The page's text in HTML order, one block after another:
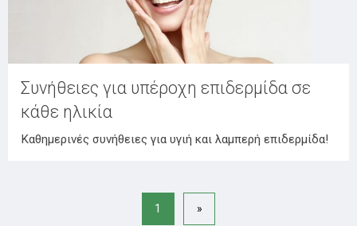
Συνήθειες για υπέροχη επιδερμίδα σε
κάθε ηλικία
Καθημερινές συνήθειες για υγιή και λαμπερή επιδερμίδα!
1 »